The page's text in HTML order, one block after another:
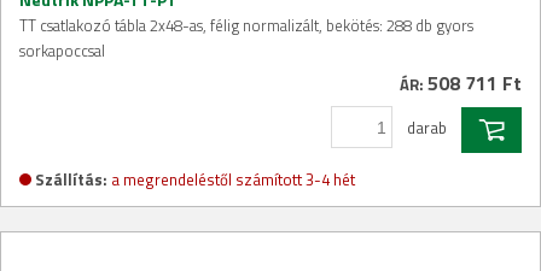
TT csatlakozó tábla 2x48-as, félig normalizált, bekötés: 288 db gyors
sorkapoccsal
ÁR: 508 711 Ft
darab
Szállítás: a megrendeléstől számított 3-4 hét